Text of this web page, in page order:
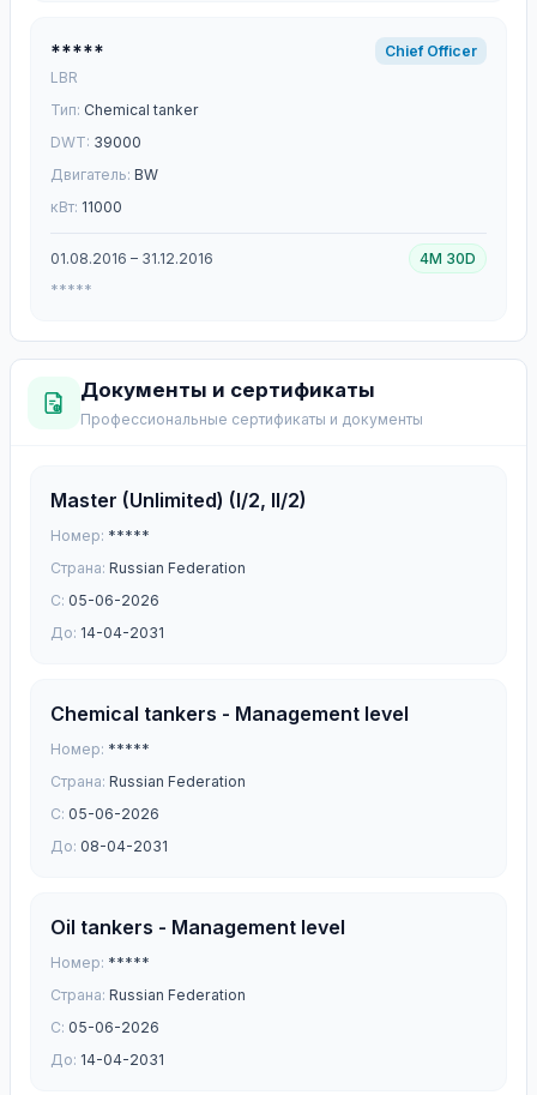
*****
LBR
Chief Officer
Тип: Chemical tanker
DWT: 39000
Двигатель: BW
кВт: 11000
01.08.2016 – 31.12.2016
4M 30D
*****
Документы и сертификаты
Профессиональные сертификаты и документы
Master (Unlimited) (I/2, II/2)
Номер: *****
Страна: Russian Federation
С: 05-06-2026
До: 14-04-2031
Chemical tankers - Management level
Номер: *****
Страна: Russian Federation
С: 05-06-2026
До: 08-04-2031
Oil tankers - Management level
Номер: *****
Страна: Russian Federation
С: 05-06-2026
До: 14-04-2031